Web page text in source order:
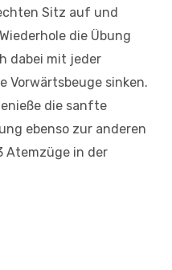
Sitz auf und
die Übung
dabei mit jeder
Vorwärtsbeuge sinken.
die sanfte
ebenso zur anderen
Atemzüge in der